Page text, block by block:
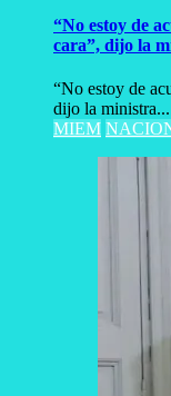
“No estoy de
cara”, dijo la
“No estoy de
dijo la ministra...
MIEM